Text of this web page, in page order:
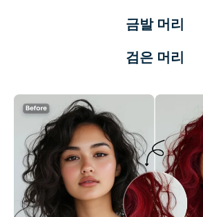
옷 교환기
AI 베이비
AI 필터
금발 머리
검은 머리